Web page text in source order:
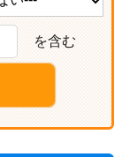
を含む